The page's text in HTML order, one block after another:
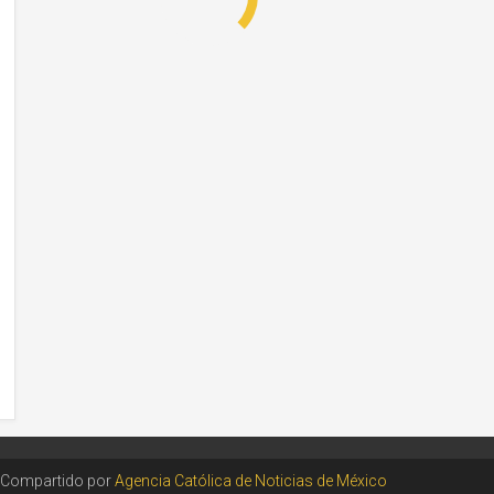
Compartido porAgencia Católica de Noticias de México